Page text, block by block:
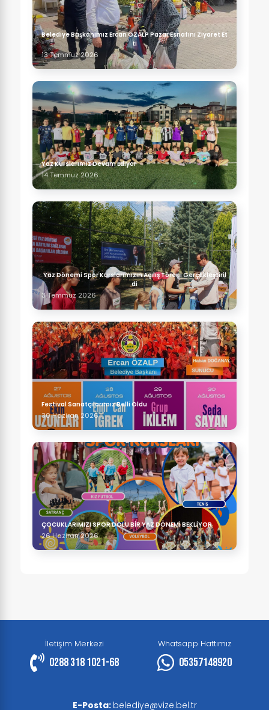
Belediye Başkanımız Ercan ÖZALP Pazar Esnafını Ziyaret Et
ti
13 Temmuz 2026
Yaz Kurslarımız Devam Ediyor
14 Temmuz 2026
Yaz Dönemi Spor Kurslarımızın Açılış Töreni Gerçekleştiril
di
3 Temmuz 2026
Festival Sanatçılarımız Belli Oldu
30 Haziran 2026
ÇOCUKLARIMIZI SPOR DOLU BİR YAZ DÖNEMİ BEKLİYOR
26 Haziran 2026
İletişim Merkezi
0288 318 1021-68
Whatsapp Hattımız
05357148920
E-Posta: belediye@vize.bel.tr